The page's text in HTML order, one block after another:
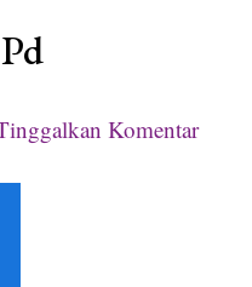
Komentarpada